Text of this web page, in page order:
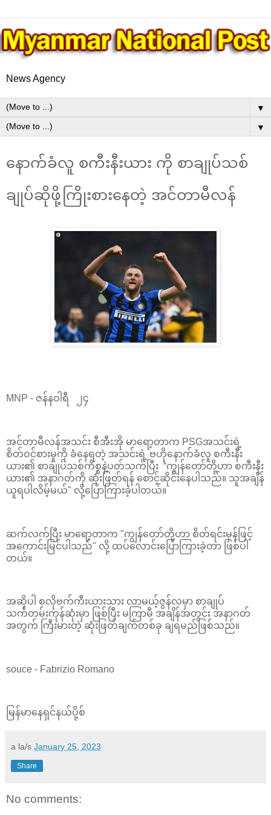
News Agency
▼
▼
နောက်ခံလူ စကီးနီးယား ကို စာချုပ်သစ်
ချုပ်ဆိုဖို့ကြိုးစားနေတဲ့ အင်တာမီလန်
MNP - ဇန်နဝါရီ ၂၄
အင်တာမီလန်အသင်း စီအီးအို မာရော့တာက PSGအသင်းရဲ့
စိတ်ဝင်စားမှုကို ခံနေရတဲ့ အသင်းရဲ့ ဗဟိုနောက်ခံလူ စကီးနီး
ယား၏ စာချုပ်သစ်ကိစ္စနဲ့ပတ်သက်ပြီး “ကျွန်တော်တို့ဟာ စကီးနီး
ယား၏ အနာဂတ်ကို ဆုံးဖြတ်ရန် စောင့်ဆိုင်းနေပါသည်။ သူအချိန်
ယူရပါလိမ့်မယ်" လို့ပြောကြားခဲ့ပါတယ်။
ဆက်လက်ပြီး မာရော့တာက "ကျွန်တော်တို့ဟာ စိတ်ရင်းမှန်ဖြင့်
အကောင်းမြင်ပါသည်" လို့ ထပ်လောင်းပြောကြားခဲ့တာ ဖြစ်ပါ
တယ်။
အဆိုပါ စလိုဗက်ကီးယားသား လာမယ့်ဇွန်လမှာ စာချုပ်
သက်တမ်းကုန်ဆုံးမှာ ဖြစ်ပြီး မကြာမီ အချိန်အတွင်း အနာဂတ်
အတွက် ကြီးမားတဲ့ ဆုံးဖြတ်ချက်တစ်ခု ချရမည်ဖြစ်သည်။
souce - Fabrizio Romano
မြန်မာနေရှင်နယ်ပို့စ်
a la/s January 25, 2023
Share
No comments: